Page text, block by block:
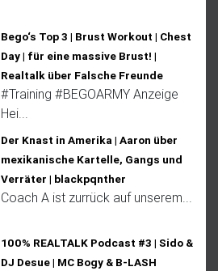
Bego‘s Top 3 | Brust Workout | Chest
Day | für eine massive Brust! |
Realtalk über Falsche Freunde
#Training #BEGOARMY Anzeige
Hei...
Der Knast in Amerika | Aaron über
mexikanische Kartelle, Gangs und
Verräter | blackpqnther
Coach A ist zurrück auf unserem...
100% REALTALK Podcast #3 | Sido &
DJ Desue | MC Bogy & B-LASH